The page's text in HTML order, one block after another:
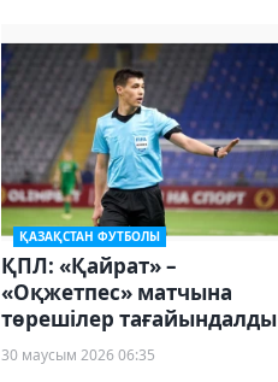
ҚАЗАҚСТАН ФУТБОЛЫ
ҚПЛ: «Қайрат» –
«Оқжетпес» матчына
төрешілер тағайындалды
30 маусым 2026 06:35